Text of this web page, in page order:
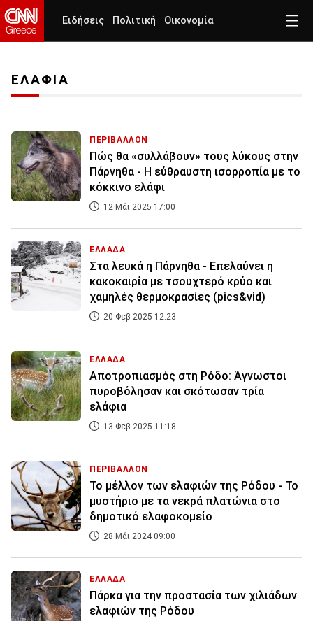
Ειδήσεις Πολιτική Οικονομία
ΕΛΑΦΙΑ
ΠΕΡΙΒΑΛΛΟΝ
Πώς θα «συλλάβουν» τους λύκους στην
Πάρνηθα - Η εύθραυστη ισορροπία με το
κόκκινο ελάφι
12 Μάι 2025 17:00
ΕΛΛΑΔΑ
Στα λευκά η Πάρνηθα - Επελαύνει η
κακοκαιρία με τσουχτερό κρύο και
χαμηλές θερμοκρασίες (pics&vid)
20 Φεβ 2025 12:23
ΕΛΛΑΔΑ
Αποτροπιασμός στη Ρόδο: Άγνωστοι
πυροβόλησαν και σκότωσαν τρία
ελάφια
13 Φεβ 2025 11:18
ΠΕΡΙΒΑΛΛΟΝ
Το μέλλον των ελαφιών της Ρόδου - Το
μυστήριο με τα νεκρά πλατώνια στο
δημοτικό ελαφοκομείο
28 Μάι 2024 09:00
ΕΛΛΑΔΑ
Πάρκα για την προστασία των χιλιάδων
ελαφιών της Ρόδου